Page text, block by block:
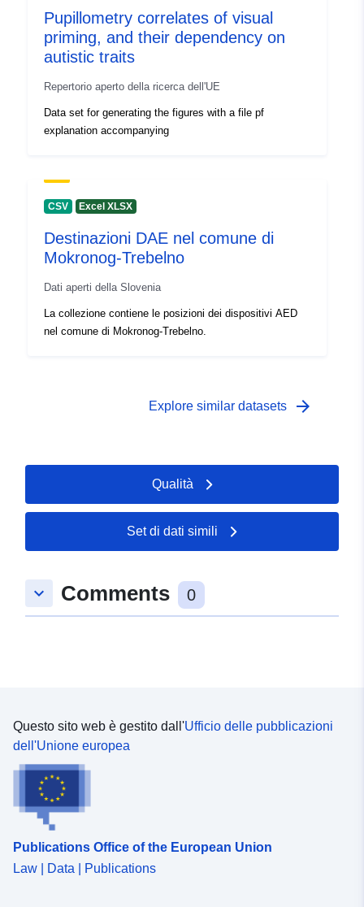
Pupillometry correlates of visual
priming, and their dependency on
autistic traits
Repertorio aperto della ricerca dell'UE
Data set for generating the figures with a file pf
explanation accompanying
CSV Excel XLSX
Destinazioni DAE nel comune di
Mokronog-Trebelno
Dati aperti della Slovenia
La collezione contiene le posizioni dei dispositivi AED
nel comune di Mokronog-Trebelno.
Explore similar datasets arrow_forward
Qualità
Set di dati simili
keyboard_arrow_down Comments 0
Questo sito web è gestito dall'Ufficio delle pubblicazioni
dell'Unione europea
Publications Office of the European Union
Law | Data | Publications